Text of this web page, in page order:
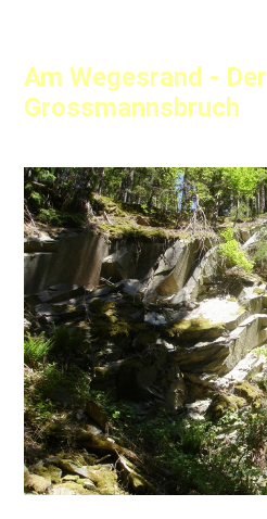
Am Wegesrand - Der
Grossmannsbruch